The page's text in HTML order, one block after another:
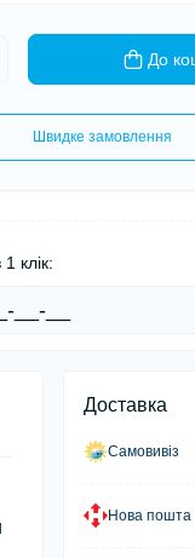
До
Швидке замовлення
клік:
Доставка
Самовивіз
Нова пошта